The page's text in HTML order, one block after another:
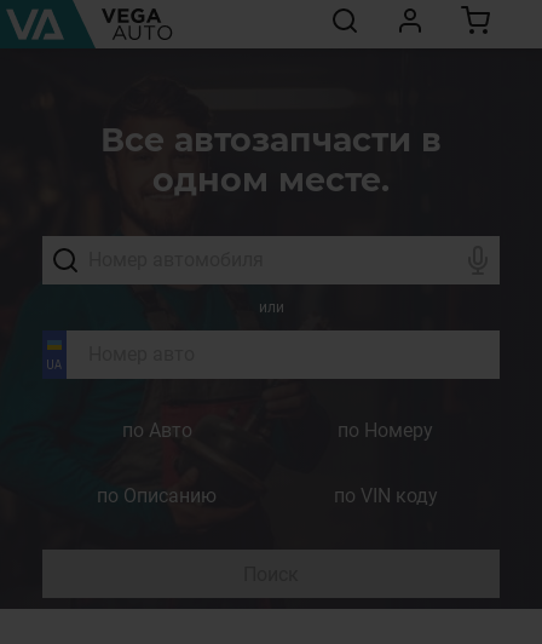
Все автозапчасти в
одном месте.
или
по Авто по Номеру
по Описанию по VIN коду